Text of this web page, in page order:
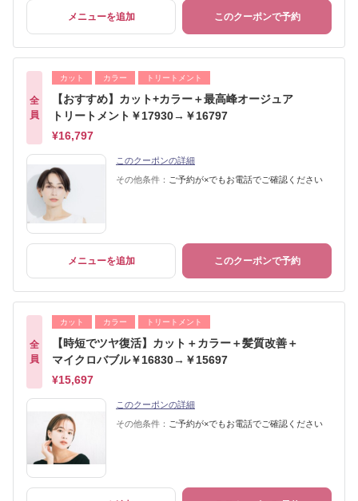
メニューを追加 このクーポンで予約
全
員
カット カラー トリートメント
【おすすめ】カット+カラー＋最高峰オージュア
トリートメント￥17930→￥16797
¥16,797
このクーポンの詳細
その他条件： ご予約が×でもお電話でご確認ください
メニューを追加 このクーポンで予約
全
員
カット カラー トリートメント
【時短でツヤ復活】カット＋カラー＋髪質改善＋
マイクロバブル￥16830→￥15697
¥15,697
このクーポンの詳細
その他条件： ご予約が×でもお電話でご確認ください